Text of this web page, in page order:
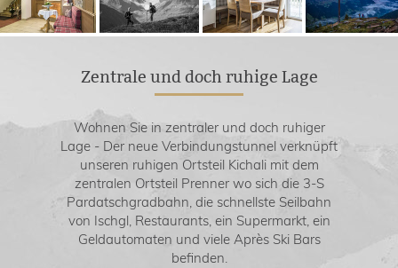
Zentrale und doch ruhige Lage
Wohnen Sie in zentraler und doch ruhiger
Lage - Der neue Verbindungstunnel verknüpft
unseren ruhigen Ortsteil Kichali mit dem
zentralen Ortsteil Prenner wo sich die 3-S
Pardatschgradbahn, die schnellste Seilbahn
von Ischgl, Restaurants, ein Supermarkt, ein
Geldautomaten und viele Après Ski Bars
befinden.